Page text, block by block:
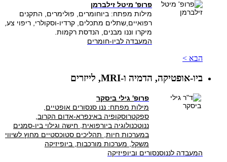
פרופ' מיטל זילברמן
מילות מפתח: ביוחומרים, פולימרים, התקנים
רפואיים,שתלים מתכלים, קרדיו-וסקולרי, ריפוי צע,
מיקרו וננו מבנים, הנדסת רקמות.
המעבדה לביו-חומרים
הבא >
ביו-אופטיקה, הדמיה ו-MRI, לייזרים
פרופ' גילי ביסקר
מילות מפתח: ננו סנסורים אופטיים,
ספקטרוסקופיה באינפרא-אדום הקרוב,
ננוטכנולוגיה ביורפואית, חישה וגילוי ביו-סמנים
במערכות חיות, תהליכים סטוכסטיים מחוץ לשיווי
משקל, מערכות מורכבות, ביופיזיקה
המעבדה לננוסנסורים וביופיזיקה